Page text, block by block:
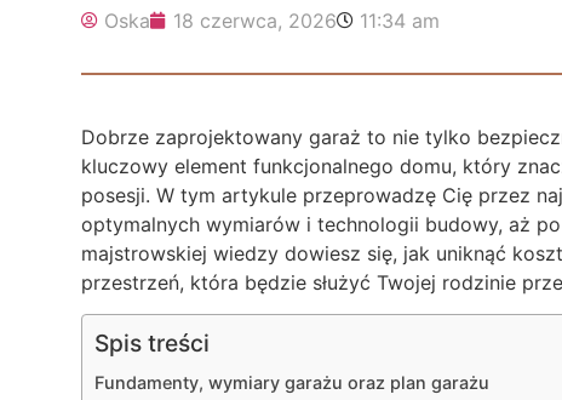
Oska 18 czerwca, 2026 11:34 am
Dobrze zaprojektowany garaż to nie tylko
kluczowy element funkcjonalnego domu, który
posesji. W tym artykule przeprowadzę Cię przez
optymalnych wymiarów i technologii budowy, aż
majstrowskiej wiedzy dowiesz się, jak uniknąć
przestrzeń, która będzie służyć Twojej rodzinie
Spis treści
Fundamenty, wymiary garażu oraz plan garażu